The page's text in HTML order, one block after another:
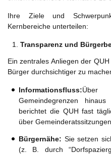
Ihre Ziele und
Kernbereiche unterteilen:
Transparenz und
Ein zentrales Anliegen der
Bürger durchsichtiger zu
Informationsfluss:
Gemeindegrenzen
berichtet die QUH fast
über
Bürgernähe: Sie setzen
(z. B. durch